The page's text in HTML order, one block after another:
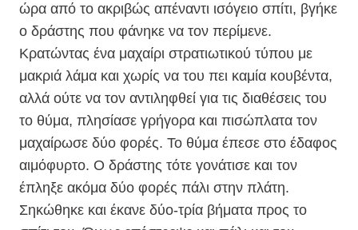
ώρα από το ακριβώς απέναντι ισόγειο σπίτι, βγήκε
ο δράστης που φάνηκε να τον περίμενε.
Κρατώντας ένα μαχαίρι στρατιωτικού τύπου με
μακριά λάμα και χωρίς να του πει καμία κουβέντα,
αλλά ούτε να τον αντιληφθεί για τις διαθέσεις του
το θύμα, πλησίασε γρήγορα και πισώπλατα τον
μαχαίρωσε δύο φορές. Το θύμα έπεσε στο έδαφος
αιμόφυρτο. Ο δράστης τότε γονάτισε και τον
έπληξε ακόμα δύο φορές πάλι στην πλάτη.
Σηκώθηκε και έκανε δύο-τρία βήματα προς το